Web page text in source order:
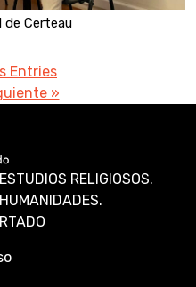
de Certeau
Entries
»
RELIGIOSOS.